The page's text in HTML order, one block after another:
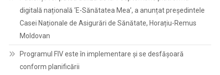
digitală națională ‘E-Sănătatea Mea’, a anunțat președintele
Casei Naționale de Asigurări de Sănătate, Horațiu-Remus
Moldovan
Programul FIV este în implementare și se desfășoară
conform planificării